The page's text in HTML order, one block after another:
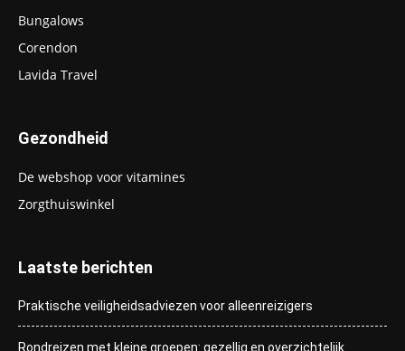
Bungalows
Corendon
Lavida Travel
Gezondheid
De webshop voor vitamines
Zorgthuiswinkel
Laatste berichten
Praktische veiligheidsadviezen voor alleenreizigers
Rondreizen met kleine groepen: gezellig en overzichtelijk